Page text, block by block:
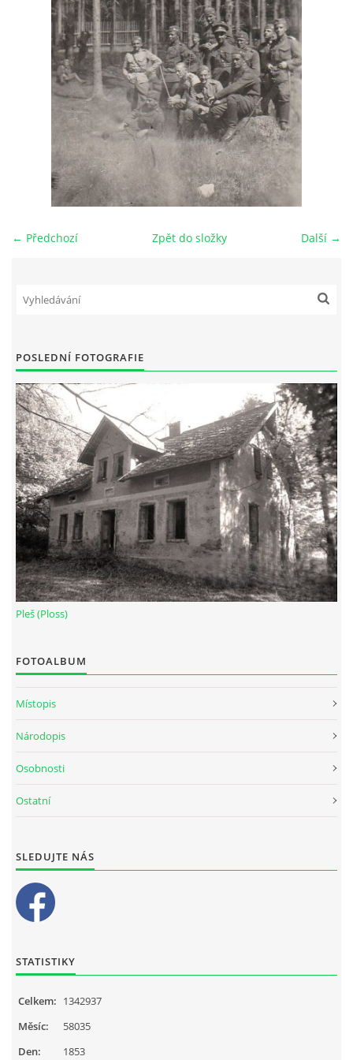
DŮL NA SLÍDU (NA KOLE)
Kontakt:
tel. 773 916 275
info@domdej.cz
--------------------------------------------------------------
Tento projekt je realizován za finanční podpory
← Předchozí Další →
Zpět do složky
POSLEDNÍ FOTOGRAFIE
Pleš (Ploss)
FOTOALBUM
Místopis
Národopis
Osobnosti
Ostatní
SLEDUJTE NÁS
STATISTIKY
Celkem: 1342937
Měsíc:
58035
Den:
1853